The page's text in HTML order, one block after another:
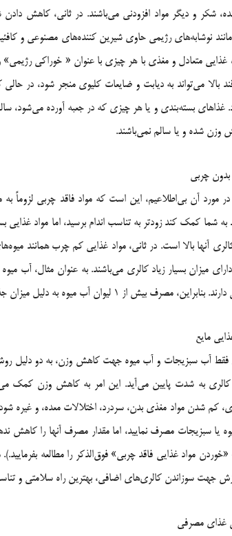
شکر و دیگر مواد افزودنی می‌باشند. در ثانی، کاهش
نوشابه‌های رژیمی حاوی شیرین کننده‌های مصنوعی و
متعادل و مغذی با هر چیزی با عنوان « خوراکی
بالا می‌تواند به دیابت و ضایعات کلیوی منجر شود، در
غذاهای بسته‌بندی و یا هر چیزی که در جعبه آورده می‌شود،
وزن شده و یا سالم نمی‌باشند.
چربی
در مورد آن بی‌اطلاعیم، این است که مواد فاقد چربی
شما کمک کند زودتر به تناسب اندام برسید، اما مواد
آنها بالا است. در ثانی، مواد غذایی کم چرب همانند
میزان بسیار زیاد کالری می‌باشند. به عنوان مثال، آب
لیوان آب میوه به دلیل میزان جذب بالای کالری به کاهش وزن کمکی نخواهد کرد.
مایع
فقط آب سبزیجات و آب میوه جهت کاهش وزن، به دو دلیل روش
به شدت پایین می‌آید. این امر به کاهش وزن کمک
کم شدن مواد مغذی بدن، سردرد، اختلالات معده، و غیره
یا سبزیجات مصرف نمایید، اما مقدار مصرف آنها را کاهش
مواد غذایی فاقد چربی» فوق‌الذکر را مطالعه
جهت سوزاندن کالری‌های اضافی، بهترین راه سلامتی و
غذای مصرفی